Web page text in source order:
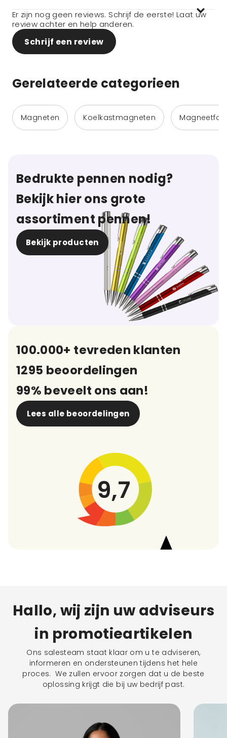
Er zijn nog geen reviews. Schrijf de eerste! Laat uw
review achter en help anderen.
Schrijf een review
Gerelateerde categorieen
Magneten Koelkastmagneten
Bedrukte pennen nodig?
Bekijk hier ons grote
assortiment pennen!
Bekijk producten
100.000+ tevreden klanten
1295 beoordelingen
99% beveelt ons aan!
Lees alle beoordelingen
9,7
Hallo, wij zijn uw adviseurs
in promotieartikelen
Ons salesteam staat klaar om u te adviseren,
informeren en ondersteunen tijdens het hele
proces. We zullen ervoor zorgen dat u de beste
oplossing krijgt die bij uw bedrijf past.